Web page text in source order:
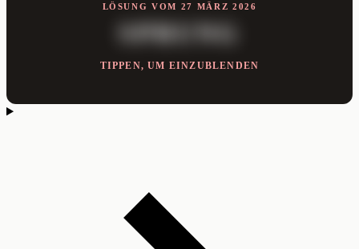
LÖSUNG VOM 27 MÄRZ 2026
SPRUNG
TIPPEN, UM EINZUBLENDEN